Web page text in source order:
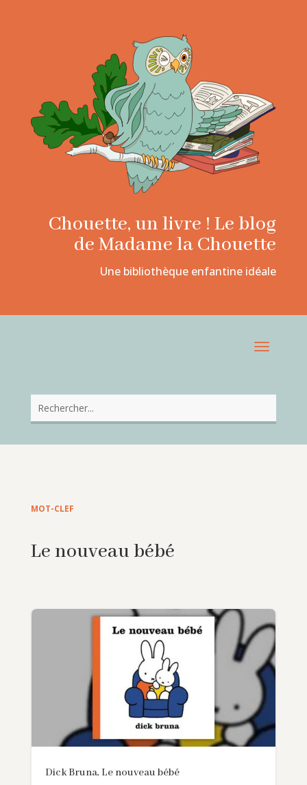
Chouette, un livre ! Le blog
de Madame la Chouette
Une bibliothèque enfantine idéale
MOT-CLEF
Le nouveau bébé
Dick Bruna, Le nouveau bébé